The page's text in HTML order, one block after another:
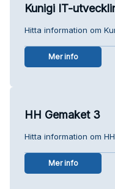
Kunigi IT-
Hitta information om
Mer info
HH Gemaket 3
Hitta information om
Mer info